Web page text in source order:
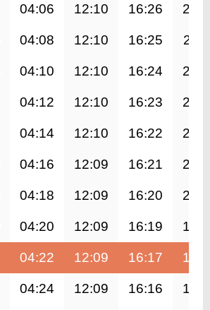
04:06 12:10 16:26
04:08 12:10 16:25
04:10 12:10 16:24
04:12 12:10 16:23
04:14 12:10 16:22
04:16 12:09 16:21
04:18 12:09 16:20
04:20 12:09 16:19
04:22 12:09 16:17
04:24 12:09 16:16